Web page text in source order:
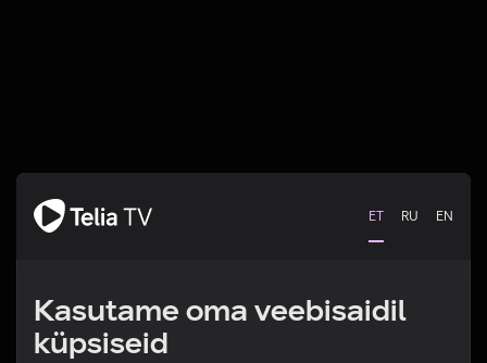
ET RU EN
Kasutame oma veebisaidil
küpsiseid